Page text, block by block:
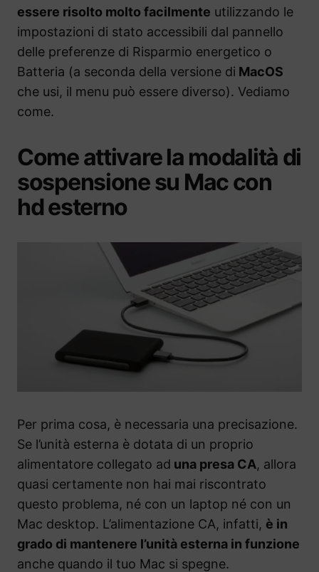
essere risolto molto facilmente utilizzando le
impostazioni di stato accessibili dal pannello
delle preferenze di Risparmio energetico o
Batteria (a seconda della versione di MacOS
che usi, il menu può essere diverso). Vediamo
come.
Come attivare la modalità di
sospensione su Mac con
hd esterno
Per prima cosa, è necessaria una precisazione.
Se l’unità esterna è dotata di un proprio
alimentatore collegato ad una presa CA, allora
quasi certamente non hai mai riscontrato
questo problema, né con un laptop né con un
Mac desktop. L’alimentazione CA, infatti, è in
grado di mantenere l’unità esterna in funzione
anche quando il tuo Mac si spegne.